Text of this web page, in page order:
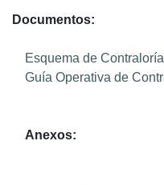
Documentos:
Esquema de
Guía Operativa de
Anexos: